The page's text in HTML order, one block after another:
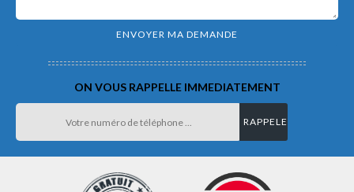
ON VOUS RAPPELLE IMMEDIATEMENT